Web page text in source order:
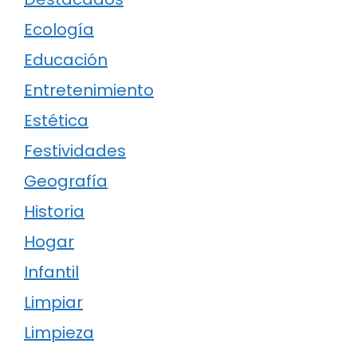
Ecología
Educación
Entretenimiento
Estética
Festividades
Geografía
Historia
Hogar
Infantil
Limpiar
Limpieza